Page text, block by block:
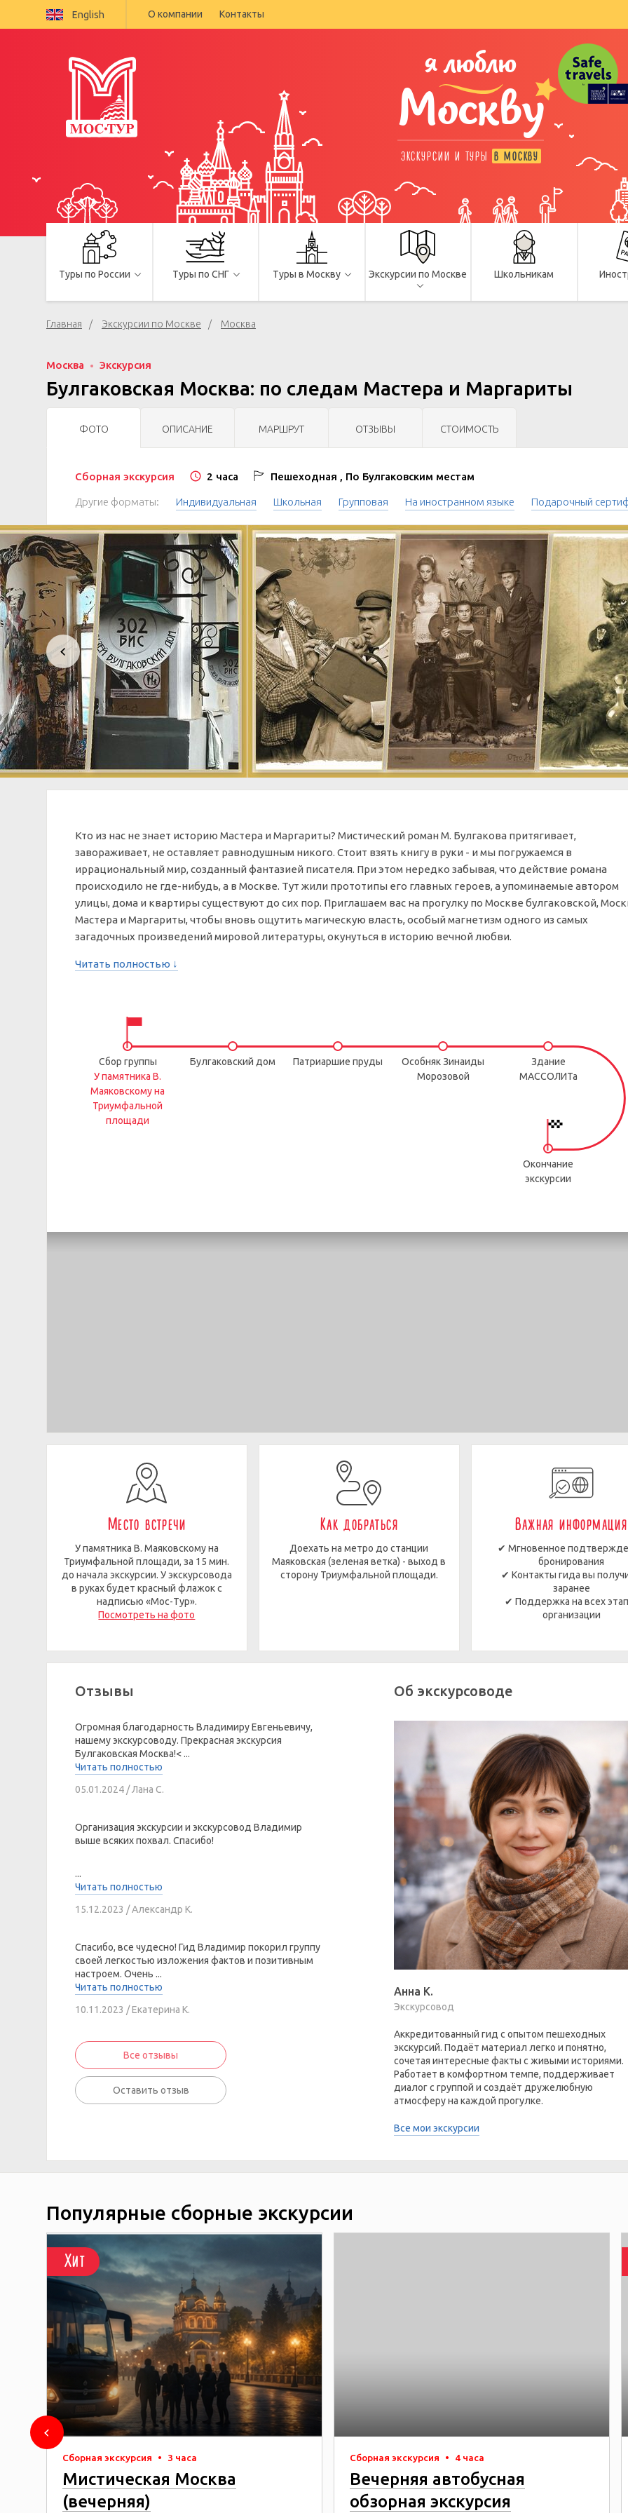
English О компании Контакты
я люблю
Москву
ЭКСКУРСИИ И ТУРЫ В МОСКВУ
Туры по России Туры по СНГ Туры в Москву Экскурсии по Москве Школьникам
Главная Экскурсии по Москве Москва
Москва Экскурсия
Булгаковская Москва: по следам Мастера и Маргариты
ФОТО ОПИСАНИЕ МАРШРУТ ОТЗЫВЫ СТОИМОСТЬ
Сборная экскурсия 2 часа Пешеходная , По Булгаковским местам
Другие форматы: Индивидуальная Школьная Групповая На иностранном языке Подарочный
Кто из нас не знает историю Мастера и Маргариты? Мистический роман М. Булгакова притягивает,
завораживает, не оставляет равнодушным никого. Стоит взять книгу в руки - и мы погружаемся в
иррациональный мир, созданный фантазией писателя. При этом нередко забывая, что действие романа
происходило не где-нибудь, а в Москве. Тут жили прототипы его главных героев, а упоминаемые автором
улицы, дома и квартиры существуют до сих пор. Приглашаем вас на прогулку по Москве булгаковской,
Мастера и Маргариты, чтобы вновь ощутить магическую власть, особый магнетизм одного из самых
загадочных произведений мировой литературы, окунуться в историю вечной любви.
Читать полностью ↓
Сбор группы
У памятника В.
Маяковскому на
Триумфальной
площади
Булгаковский дом Патриаршие пруды
Особняк Зинаиды
Морозовой
Здание
МАССОЛИТа
Окончание
экскурсии
Место встречи
У памятника В. Маяковскому на
Триумфальной площади, за 15 мин.
до начала экскурсии. У экскурсовода
в руках будет красный флажок с
надписью «Мос-Тур».
Посмотреть на фото
Как добраться
Доехать на метро до станции
Маяковская (зеленая ветка) - выход в
сторону Триумфальной площади.
Важная информация
✔ Мгновенное
бронирования
✔ Контакты гида вы
заранее
✔ Поддержка на всех
организации
Отзывы
Огромная благодарность Владимиру Евгеньевичу,
нашему экскурсоводу. Прекрасная экскурсия
Булгаковская Москва!< ...
Читать полностью
05.01.2024 / Лана С.
Организация экскурсии и экскурсовод Владимир
выше всяких похвал. Спасибо!
...
Читать полностью
15.12.2023 / Александр К.
Спасибо, все чудесно! Гид Владимир покорил группу
своей легкостью изложения фактов и позитивным
настроем. Очень ...
Читать полностью
10.11.2023 / Екатерина К.
Все отзывы
Оставить отзыв
Об экскурсоводе
Анна К.
Экскурсовод
Аккредитованный гид с опытом пешеходных
экскурсий. Подаёт материал легко и понятно,
сочетая интересные факты с живыми историями.
Работает в комфортном темпе, поддерживает
диалог с группой и создаёт дружелюбную
атмосферу на каждой прогулке.
Все мои экскурсии
Популярные сборные экскурсии
Хит
Сборная экскурсия • 3 часа
Мистическая Москва
(вечерняя)
Сборная экскурсия • 4 часа
Вечерняя автобусная
обзорная экскурсия